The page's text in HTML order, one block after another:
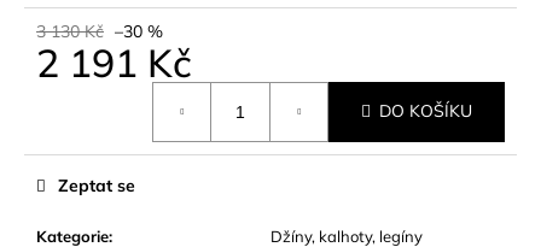
3 130 Kč –30 %
2 191 Kč
DO KOŠÍKU
Kategorie:
Džíny, kalhoty, legíny
Zeptat se
o
j
e
m
e